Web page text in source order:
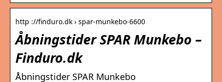
http ://finduro.dk › spar-munkebo-6600
Åbningstider SPAR Munkebo –
Finduro.dk
Åbningstider SPAR Munkebo